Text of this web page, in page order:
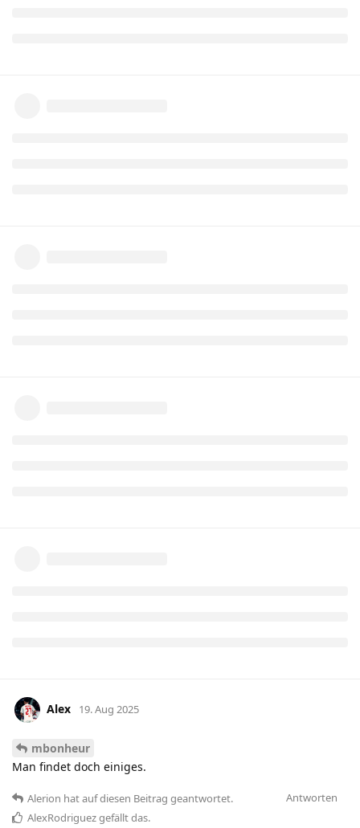
Alex 19. Aug 2025
mbonheur
Man findet doch einiges.
Antworten
Alerion hatauf diesen Beitrag geantwortet.
AlexRodriguezgefällt das.